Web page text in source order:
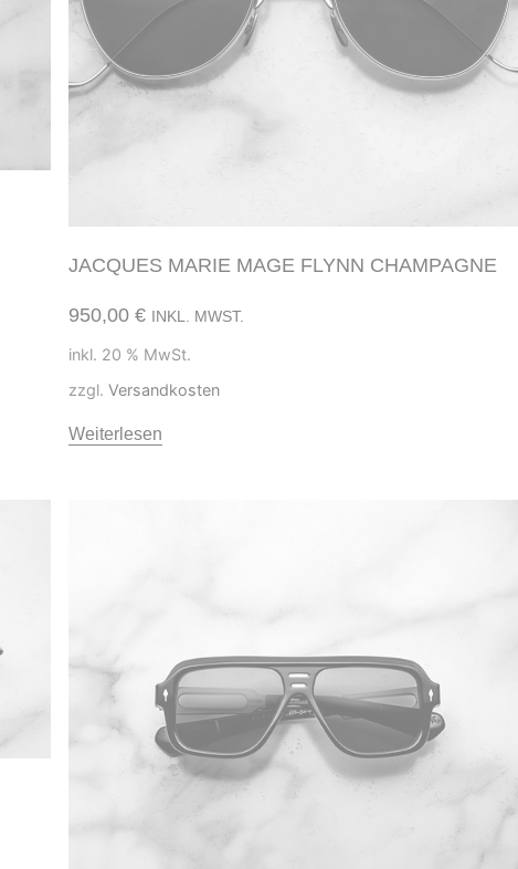
JACQUES MARIE MAGE FLYNN CHAMPAGNE
950,00 € INKL. MWST.
inkl. 20 % MwSt.
zzgl. Versandkosten
Weiterlesen